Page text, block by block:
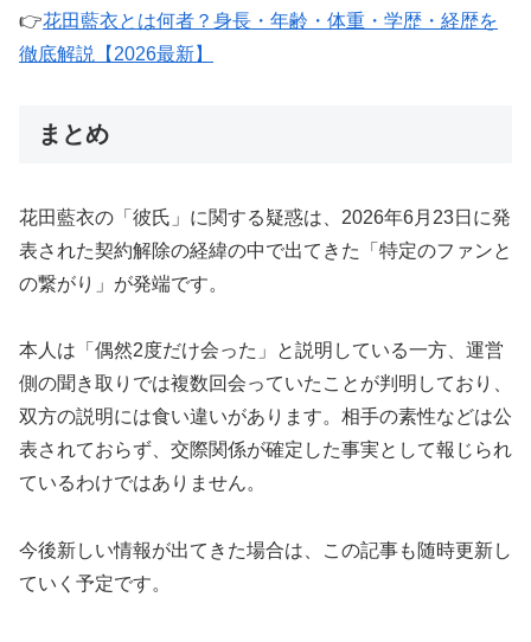
👉花田藍衣とは何者？身長・年齢・体重・学歴・経歴を
徹底解説【2026最新】
まとめ
花田藍衣の「彼氏」に関する疑惑は、2026年6月23日に発
表された契約解除の経緯の中で出てきた「特定のファンと
の繋がり」が発端です。
本人は「偶然2度だけ会った」と説明している一方、運営
側の聞き取りでは複数回会っていたことが判明しており、
双方の説明には食い違いがあります。相手の素性などは公
表されておらず、交際関係が確定した事実として報じられ
ているわけではありません。
今後新しい情報が出てきた場合は、この記事も随時更新し
ていく予定です。